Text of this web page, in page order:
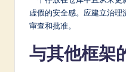
虚假的安全感。应建立治
审查和批准。
与其他框架